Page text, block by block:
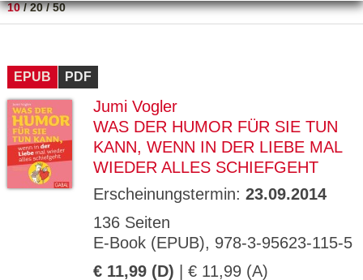
10/20/50
EPUB PDF
Jumi Vogler
WAS DER HUMOR FÜR SIE TUN
KANN, WENN IN DER LIEBE MAL
WIEDER ALLES SCHIEFGEHT
Erscheinungstermin: 23.09.2014
136 Seiten
E-Book (EPUB), 978-3-95623-115-5
€ 11,99 (D) | € 11,99 (A)
Name Zweck
ESSION
_ID
verlag.
de
GV_CO
OKIES
gabal-
Speichert den Zustimmungsstatus des
Benutzers für Cookies auf der aktuellen
Domäne.
ge
T
P